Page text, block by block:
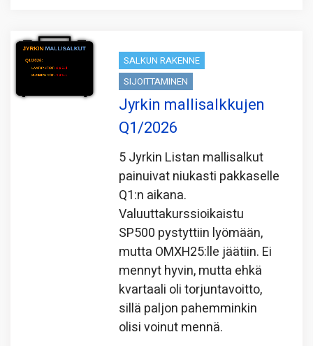
SALKUN RAKENNE
SIJOITTAMINEN
Jyrkin mallisalkkujen
Q1/2026
5 Jyrkin Listan mallisalkut
painuivat niukasti pakkaselle
Q1:n aikana.
Valuuttakurssioikaistu
SP500 pystyttiin lyömään,
mutta OMXH25:lle jäätiin. Ei
mennyt hyvin, mutta ehkä
kvartaali oli torjuntavoitto,
sillä paljon pahemminkin
olisi voinut mennä.